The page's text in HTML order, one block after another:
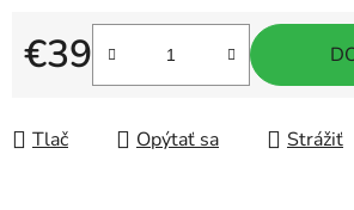
€39
Jednotková cena:
Tlač Opýtať sa Strážiť